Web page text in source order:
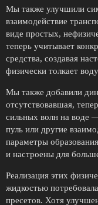
Мы также улучшили
взаимодействие
виде простых,
теперь учитывает
средства, создавая
физически толкает
Мы также добавили
отсутствовавшая,
сильных волн на воде
пуль или другие
параметры
и настроены для
Реализация этих
жидкостью
пресетов. Хотя